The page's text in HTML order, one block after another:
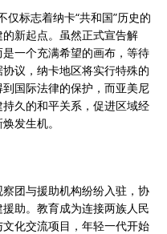
标志着纳卡“共和国”历史的
新起点。虽然正式宣告解
一个充满希望的画布，等待
议，纳卡地区将实行特殊的
国际法律的保护，而亚美尼
久的和平关系，促进区域经
发生机。
团与援助机构纷纷入驻，协
助。教育成为连接两族人民
化交流项目，年轻一代开始